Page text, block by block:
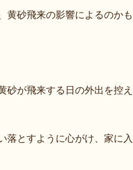
砂飛来の影響によるのかも
砂が飛来する日の外出を控
落とすように心がけ、家に